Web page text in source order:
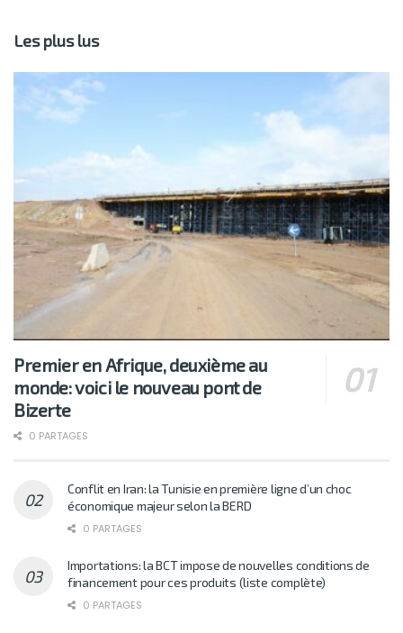
Les plus lus
Premier en Afrique, deuxième au
monde: voici le nouveau pont de
Bizerte
0 PARTAGES
Conflit en Iran: la Tunisie en première ligne d’un choc
économique majeur selon la BERD
0 PARTAGES
Importations: la BCT impose de nouvelles conditions de
financement pour ces produits (liste complète)
0 PARTAGES